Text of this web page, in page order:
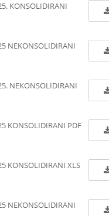
KONSOLIDIRANI
NEKONSOLIDIRANI
NEKONSOLIDIRANI
KONSOLIDIRANI PDF
KONSOLIDIRANI XLS
NEKONSOLIDIRANI